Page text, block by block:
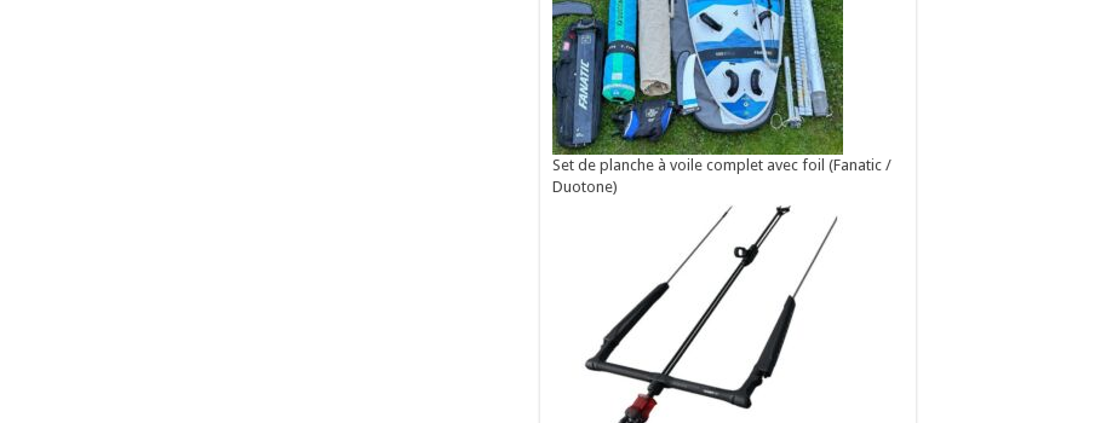
Set de planche à voile complet avec foil (Fanatic /
Duotone)